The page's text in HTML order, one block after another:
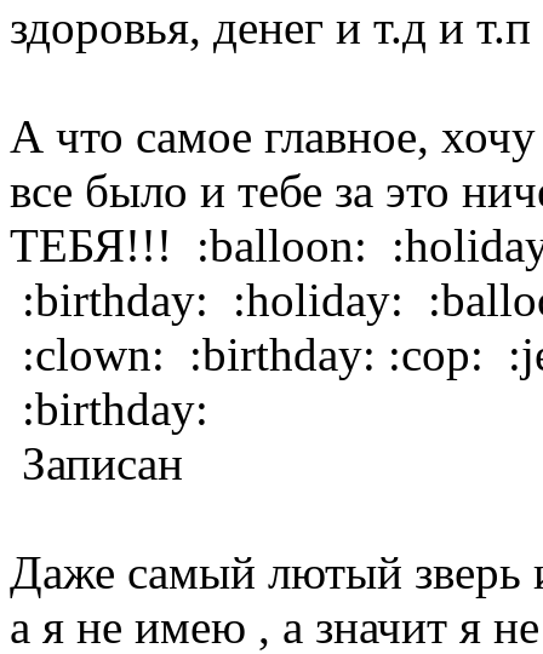
здоровья, денег и т.д и т.п
А что самое главное,
все было и тебе за это
ТЕБЯ!!! :balloon:
:birthday: :holiday:
:clown: :birthday: :cop:
:birthday:
Записан
Даже самый лютый зверь
а я не имею , а значит я